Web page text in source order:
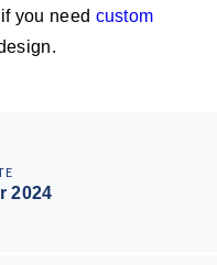
you need custom
2024